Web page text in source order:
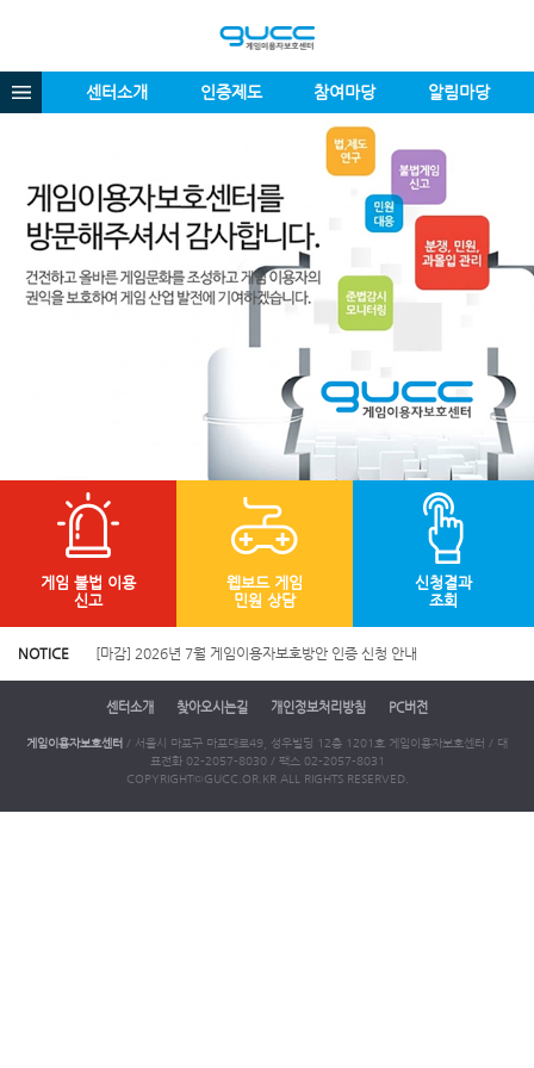
센터소개 인증제도 참여마당 알림마당
게임 불법 이용
신고
웹보드 게임
민원 상담
신청결과
조회
NOTICE [마감] 2026년 7월 게임이용자보호방안 인증 신청 안내
센터소개 찾아오시는길 개인정보처리방침 PC버전
게임이용자보호센터 / 서울시 마포구 마포대로49, 성우빌딩 12층 1201호 게임이용자보호센터 / 대
표전화 02-2057-8030 / 팩스 02-2057-8031
COPYRIGHT©GUCC.OR.KR ALL RIGHTS RESERVED.